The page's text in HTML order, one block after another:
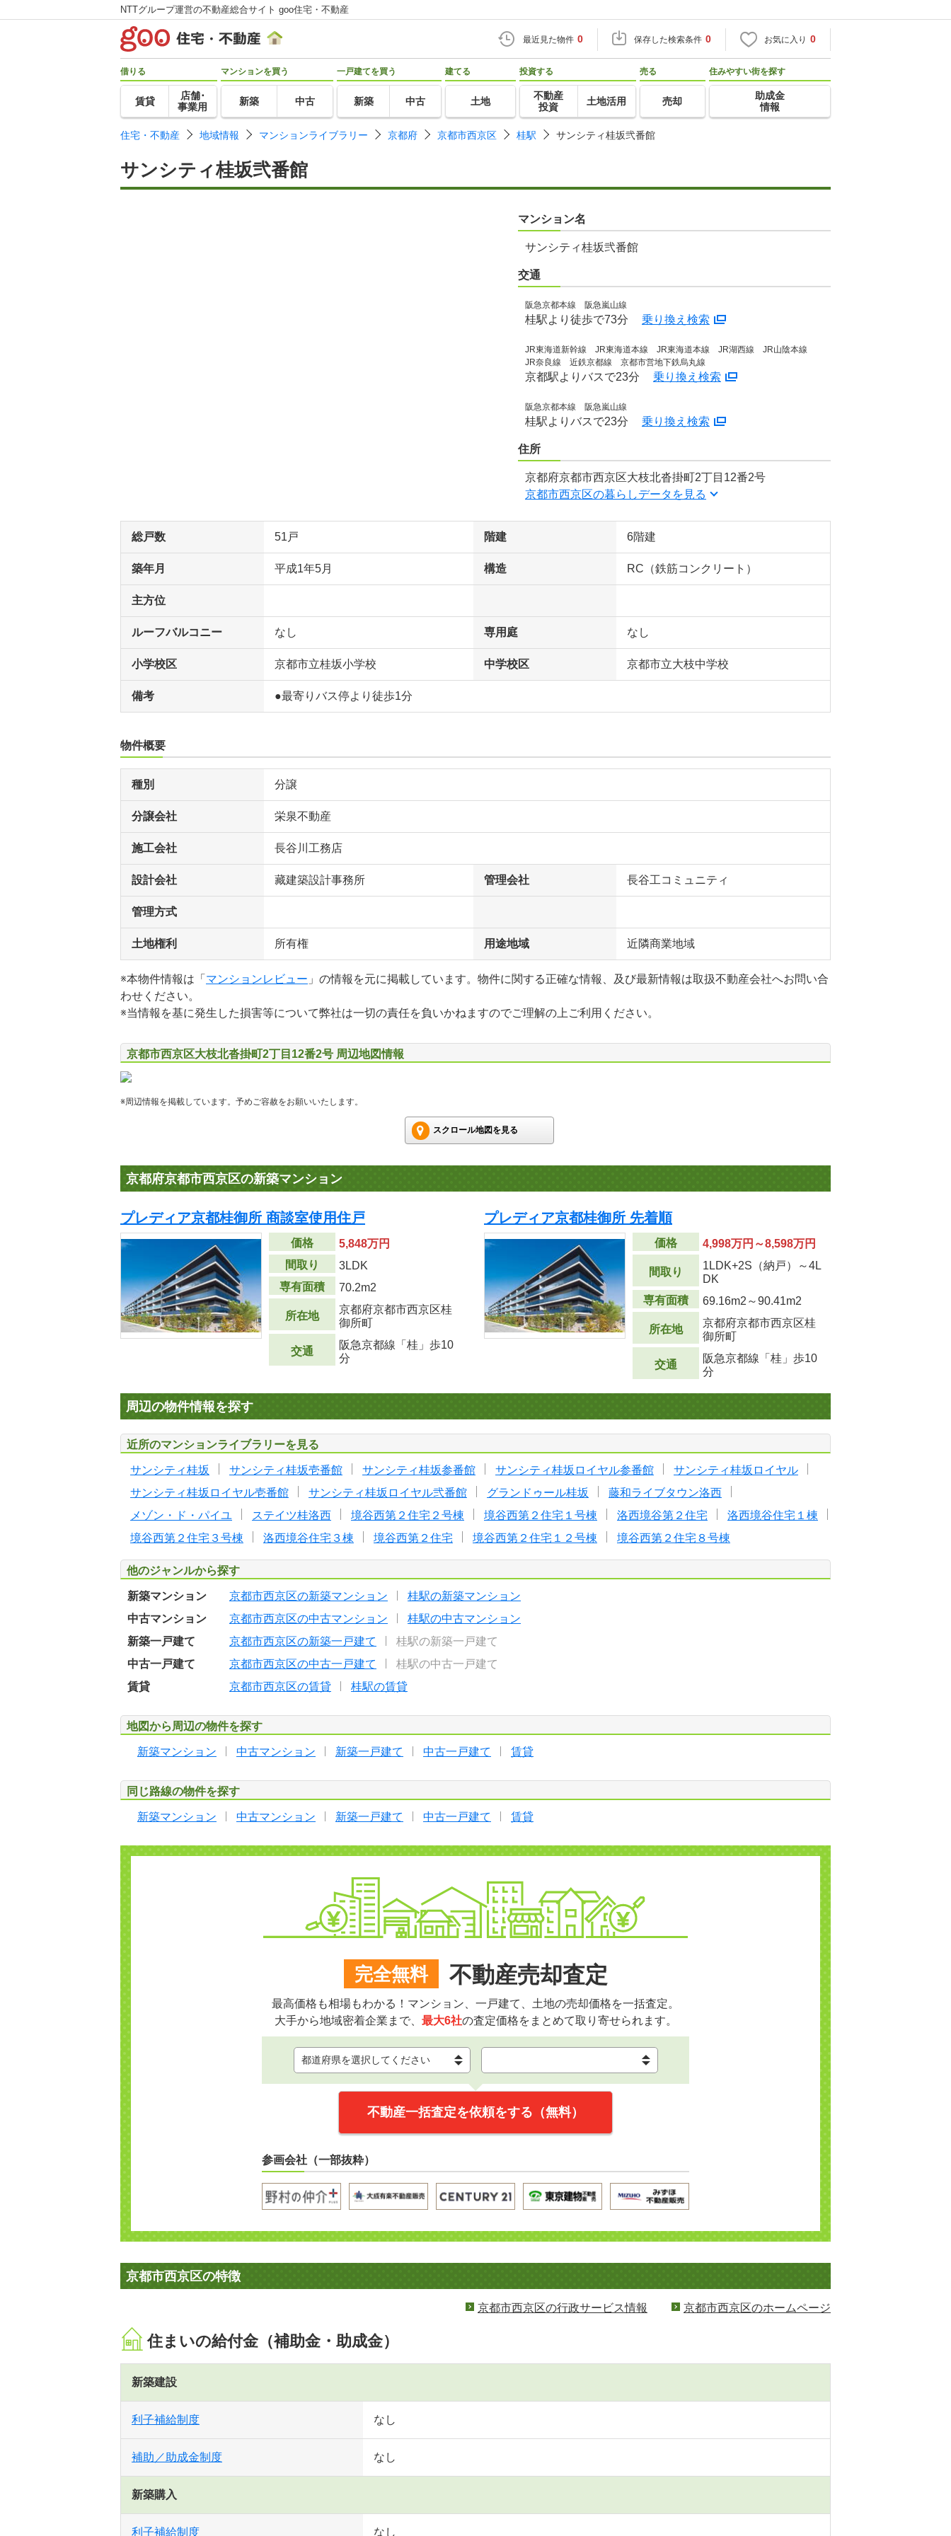
NTTグループ運営の不動産総合サイト goo住宅・不動産
最近見た物件 0 保存した検索条件 0 お気に入り 0
借りる
賃貸
店舗･
事業用
マンションを買う
新築 中古
一戸建てを買う
新築 中古
建てる
土地
投資する
不動産
投資
土地活用
売る
売却
住みやすい街を探す
助成金
情報
住宅・不動産 地域情報 マンションライブラリー 京都府 京都市西京区 桂駅 サンシティ桂坂弐番館
サンシティ桂坂弐番館
マンション名
サンシティ桂坂弐番館
交通
阪急京都本線 阪急嵐山線
桂駅より徒歩で73分 乗り換え検索
JR東海道新幹線 JR東海道本線 JR東海道本線 JR湖西線 JR山陰本線
JR奈良線 近鉄京都線 京都市営地下鉄烏丸線
京都駅よりバスで23分 乗り換え検索
阪急京都本線 阪急嵐山線
桂駅よりバスで23分 乗り換え検索
住所
京都府京都市西京区大枝北沓掛町2丁目12番2号
京都市西京区の暮らしデータを見る
総戸数 51戸 階建 6階建
築年月 平成1年5月 構造 RC（鉄筋コンクリート）
主方位
ルーフバルコニー なし 専用庭 なし
小学校区 京都市立桂坂小学校 中学校区 京都市立大枝中学校
備考 ●最寄りバス停より徒歩1分
物件概要
種別 分譲
分譲会社 栄泉不動産
施工会社 長谷川工務店
設計会社 藏建築設計事務所 管理会社 長谷工コミュニティ
管理方式
土地権利 所有権 用途地域 近隣商業地域
※本物件情報は「 マンションレビュー 」の情報を元に掲載しています。物件に関する正確な情報、及び最新情報は取扱不動産会社へお問い合
わせください。
※当情報を基に発生した損害等について弊社は一切の責任を負いかねますのでご理解の上ご利用ください。
京都市西京区大枝北沓掛町2丁目12番2号 周辺地図情報
※周辺情報を掲載しています。予めご容赦をお願いいたします。
スクロール地図を見る
京都府京都市西京区の新築マンション
プレディア京都桂御所 商談室使用住戸
価格
5,848万円
間取り
3LDK
専有面積
70.2m2
所在地
京都府京都市西京区桂
御所町
交通
阪急京都線「桂」歩10
分
プレディア京都桂御所 先着順
価格 4,998万円～8,598万円
間取り
1LDK+2S（納戸）～4L
DK
専有面積
69.16m2 ～90.41m2
所在地
京都府京都市西京区桂
御所町
交通
阪急京都線「桂」歩10
分
周辺の物件情報を探す
近所のマンションライブラリーを見る
サンシティ桂坂 サンシティ桂坂壱番館 サンシティ桂坂参番館 サンシティ桂坂ロイヤル参番館
サンシティ桂坂ロイヤル
サンシティ桂坂ロイヤル壱番館
サンシティ桂坂ロイヤル弐番館 グランドゥール桂坂
藤和ライブタウン洛西
メゾン・ド・パイユ
ステイツ桂洛西 境谷西第２住宅２号棟 境谷西第２住宅１号棟 洛西境谷第２住宅
洛西境谷住宅１棟
境谷西第２住宅３号棟
洛西境谷住宅３棟 境谷西第２住宅 境谷西第２住宅１２号棟 境谷西第２住宅８号棟
他のジャンルから探す
新築マンション 京都市西京区の新築マンション
桂駅の新築マンション
中古マンション
京都市西京区の中古マンション
桂駅の中古マンション
新築一戸建て
京都市西京区の新築一戸建て
桂駅の新築一戸建て
中古一戸建て
京都市西京区の中古一戸建て
桂駅の中古一戸建て
賃貸
京都市西京区の賃貸 桂駅の賃貸
地図から周辺の物件を探す
新築マンション 中古マンション 新築一戸建て 中古一戸建て 賃貸
同じ路線の物件を探す
新築マンション 中古マンション 新築一戸建て 中古一戸建て 賃貸
完全無料 不動産売却査定
最高価格も相場もわかる！マンション、一戸建て、土地の売却価格を一括査定。
大手から地域密着企業まで、 最大6社の査定価格をまとめて取り寄せられます。
不動産一括査定を依頼をする（無料）
参画会社（一部抜粋）
京都市西京区の特徴
京都市西京区の行政サービス情報 京都市西京区のホームページ
住まいの給付金（補助金・助成金）
新築建設
利子補給制度 なし
補助／助成金制度 なし
新築購入
利子補給制度 なし